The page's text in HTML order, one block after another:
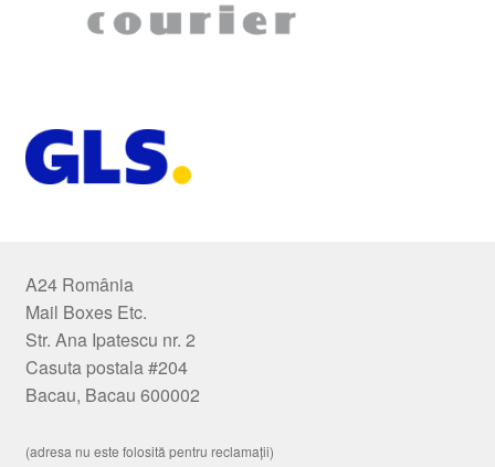
A24 România
Mail Boxes Etc.
Str. Ana Ipatescu nr. 2
Casuta postala #204
Bacau, Bacau 600002
(adresa nu este folosită pentru reclamații)